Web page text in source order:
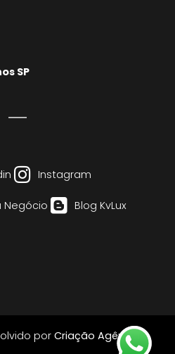
SP
Instagram
Negócio Blog KvLux
porCriação Agência